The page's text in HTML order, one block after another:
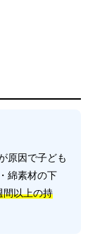
原因で子ども
綿素材の下
間以上の持